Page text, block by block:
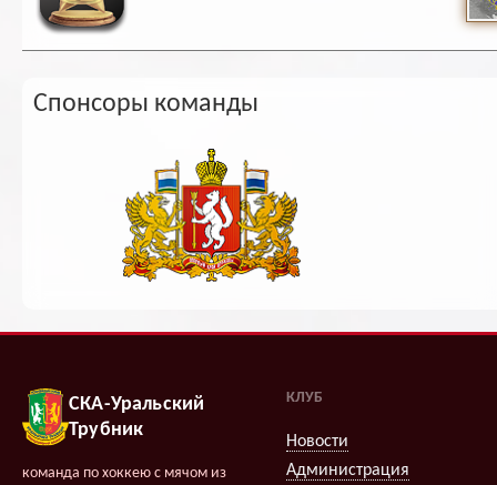
Спонсоры команды
СКА-Уральский
Трубник
команда по хоккею с мячом из
КЛУБ
Новости
Администрация